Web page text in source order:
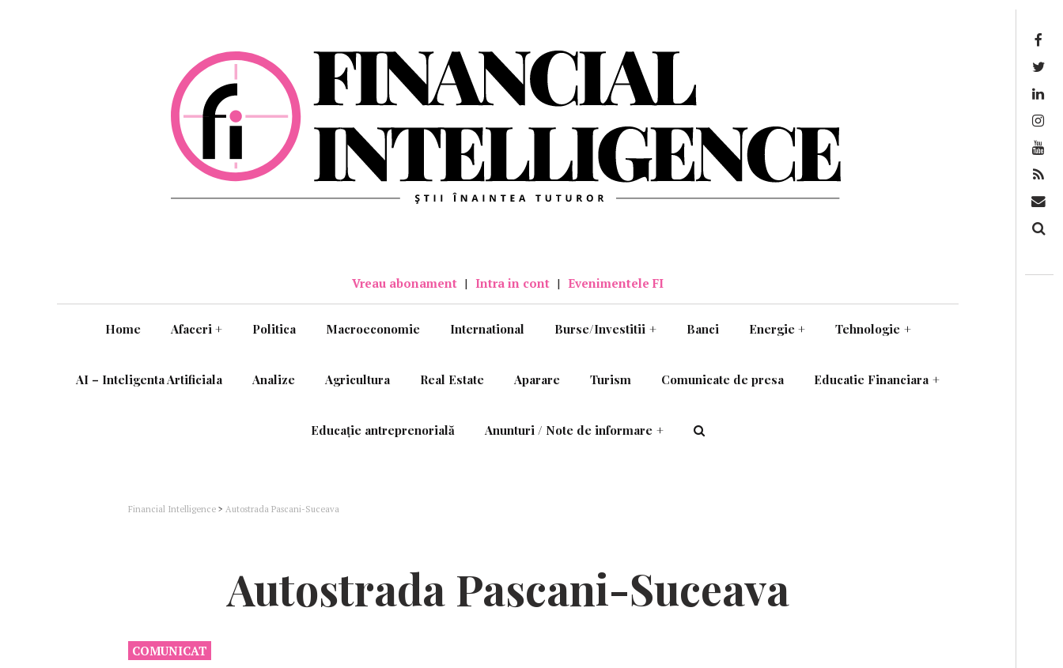
Vreau abonament | Intra in cont | Evenimentele FI
Home Afaceri + Politica Macroeconomie International Burse/Investitii + Banci Energie + Tehnologie +
AI – Inteligenta Artificiala Analize Agricultura Real Estate Aparare Turism Comunicate de presa Educatie Financiara +
Educație antreprenorială Anunturi / Note de informare +
Financial Intelligence > Autostrada Pascani-Suceava
Autostrada Pascani-Suceava
COMUNICAT